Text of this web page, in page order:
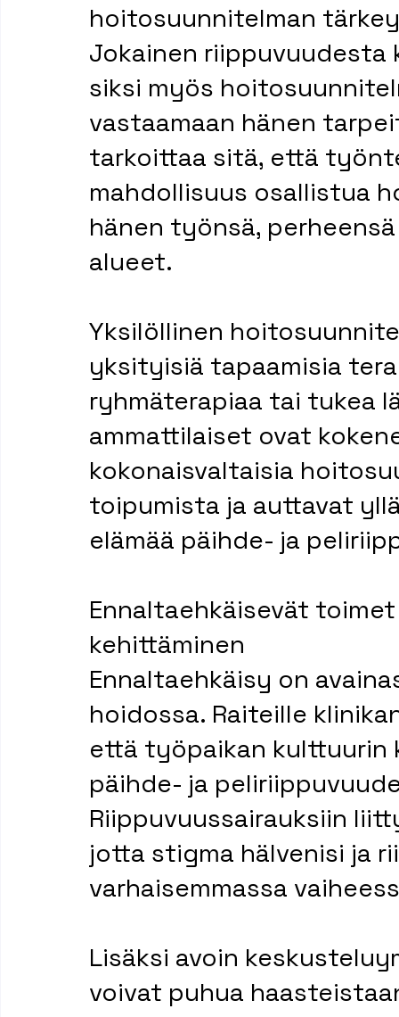
hoitosuunnitelman
Jokainen riippuvuudesta
siksi myös
vastaamaan hänen
tarkoittaa sitä, että
mahdollisuus osallistua
hänen työnsä,
alueet.
Yksilöllinen
yksityisiä tapaamisia
ryhmäterapiaa tai tukea
ammattilaiset ovat
kokonaisvaltaisia
toipumista ja auttavat
elämää päihde- ja
Ennaltaehkäisevät
kehittäminen
Ennaltaehkäisy on
hoidossa. Raiteille
että työpaikan kulttuurin
päihde- ja
Riippuvuussairauksiin
jotta stigma hälvenisi ja
varhaisemmassa
Lisäksi avoin
voivat puhua